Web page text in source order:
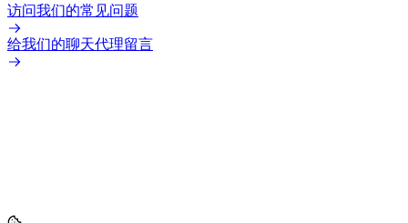
访问我们的常见问题
给我们的聊天代理留言